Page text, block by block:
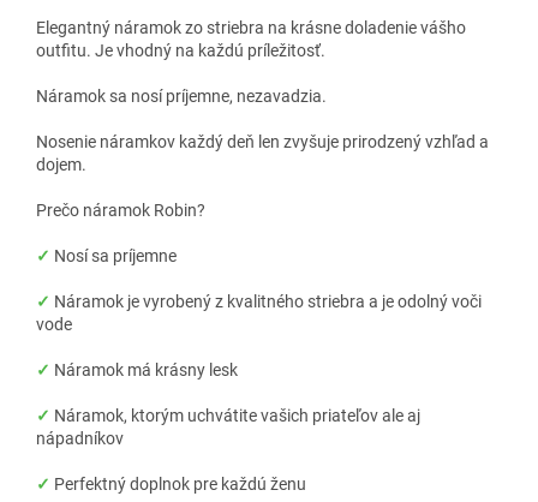
Elegantný náramok zo striebra na krásne doladenie vášho
outfitu. Je vhodný na každú príležitosť.
Náramok sa nosí príjemne, nezavadzia.
Nosenie náramkov každý deň len zvyšuje prirodzený vzhľad a
dojem.
Prečo náramok Robin?
✓ Nosí sa príjemne
✓ Náramok je vyrobený z kvalitného striebra a je odolný voči
vode
✓ Náramok má krásny lesk
✓ Náramok, ktorým uchvátite vašich priateľov ale aj
nápadníkov
✓ Perfektný doplnok pre každú ženu